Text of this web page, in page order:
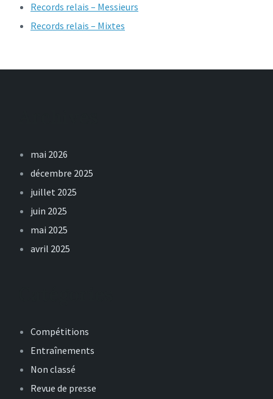
Records relais – Messieurs
Records relais – Mixtes
mai 2026
décembre 2025
juillet 2025
juin 2025
mai 2025
avril 2025
Compétitions
Entraînements
Non classé
Revue de presse